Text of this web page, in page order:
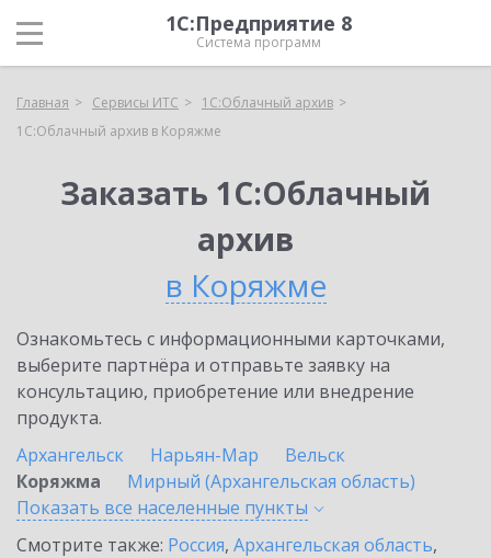
1С:Предприятие 8
Система программ
Главная Сервисы ИТС
1С:Облачный архив
1С:Облачный архив в Коряжме
Заказать 1С:Облачный
архив
в Коряжме
Ознакомьтесь с информационными карточками,
выберите партнёра и отправьте заявку на
консультацию, приобретение или внедрение
продукта.
Архангельск
Нарьян-Мар
Вельск
Коряжма
Мирный (Архангельская область)
Показать все населенные пункты
Смотрите также: Россия, Архангельская область,